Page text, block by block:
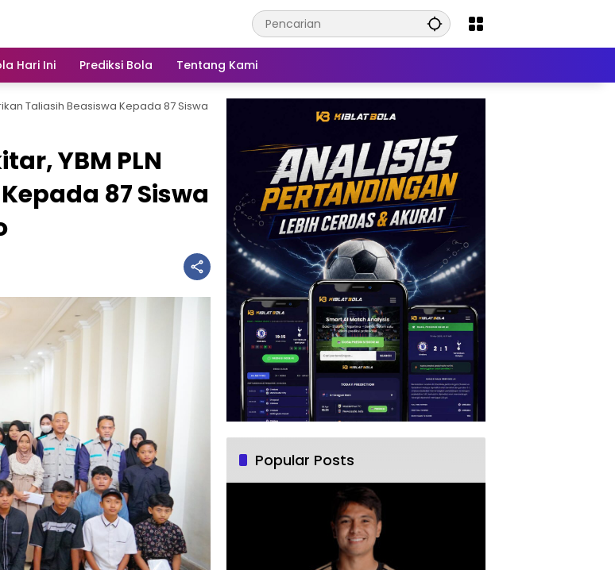
Hari Ini Prediksi Bola Tentang Kami
Taliasih Beasiswa Kepada 87 Siswa
YBM PLN
87 Siswa
Popular Posts